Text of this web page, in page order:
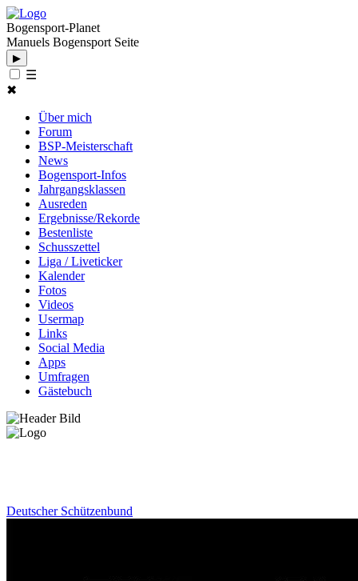
Bogensport-Planet
Manuels Bogensport Seite
▶
☰
✖
Über mich
Forum
BSP-Meisterschaft
News
Bogensport-Infos
Jahrgangsklassen
Ausreden
Ergebnisse/Rekorde
Bestenliste
Schusszettel
Liga / Liveticker
Kalender
Fotos
Videos
Usermap
Links
Social Media
Apps
Umfragen
Gästebuch
Deutscher Schützenbund